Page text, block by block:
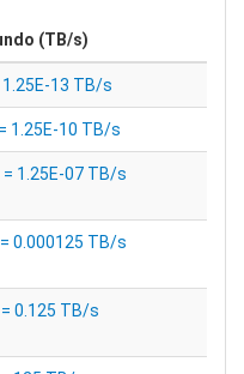
(TB/s)
13 TB/s
1.25E-10 TB/s
1.25E-07 TB/s
0.000125 TB/s
0.125 TB/s